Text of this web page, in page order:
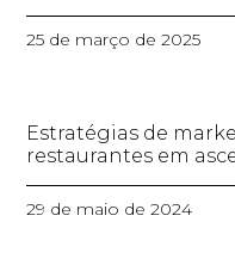
25 de março de 2025
Estratégias de
restaurantes em
29 de maio de 2024